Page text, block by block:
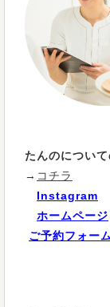
たんのについ
→ コチラ
Instagram
ホームページ
ご予約フォー